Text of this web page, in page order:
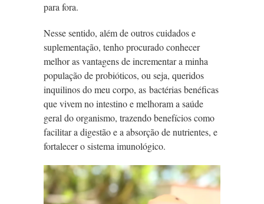
para fora.
Nesse sentido, além de outros cuidados e
suplementação, tenho procurado conhecer
melhor as vantagens de incrementar a minha
população de probióticos, ou seja, queridos
inquilinos do meu corpo, as bactérias benéficas
que vivem no intestino e melhoram a saúde
geral do organismo, trazendo benefícios como
facilitar a digestão e a absorção de nutrientes, e
fortalecer o sistema imunológico.